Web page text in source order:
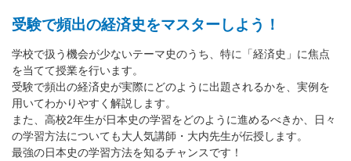
受験で頻出の経済史をマスターしよう！
学校で扱う機会が少ないテーマ史のうち、特に「経済史」に焦点
を当てて授業を行います。
受験で頻出の経済史が実際にどのように出題されるかを、実例を
用いてわかりやすく解説します。
また、高校2年生が日本史の学習をどのように進めるべきか、日々
の学習方法についても大人気講師・大内先生が伝授します。
最強の日本史の学習方法を知るチャンスです！